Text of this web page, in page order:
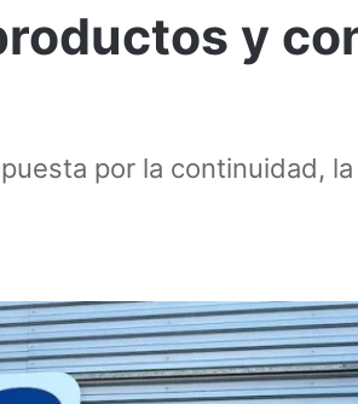
y
por la continuidad,